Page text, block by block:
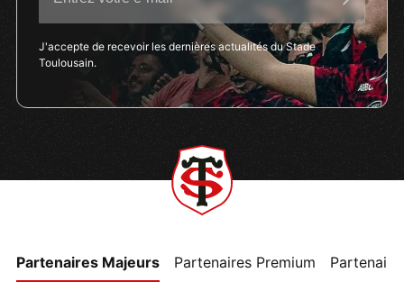
J'accepte de recevoir les dernières actualités du Stade
Toulousain.
Partenaires Majeurs Partenaires Premium